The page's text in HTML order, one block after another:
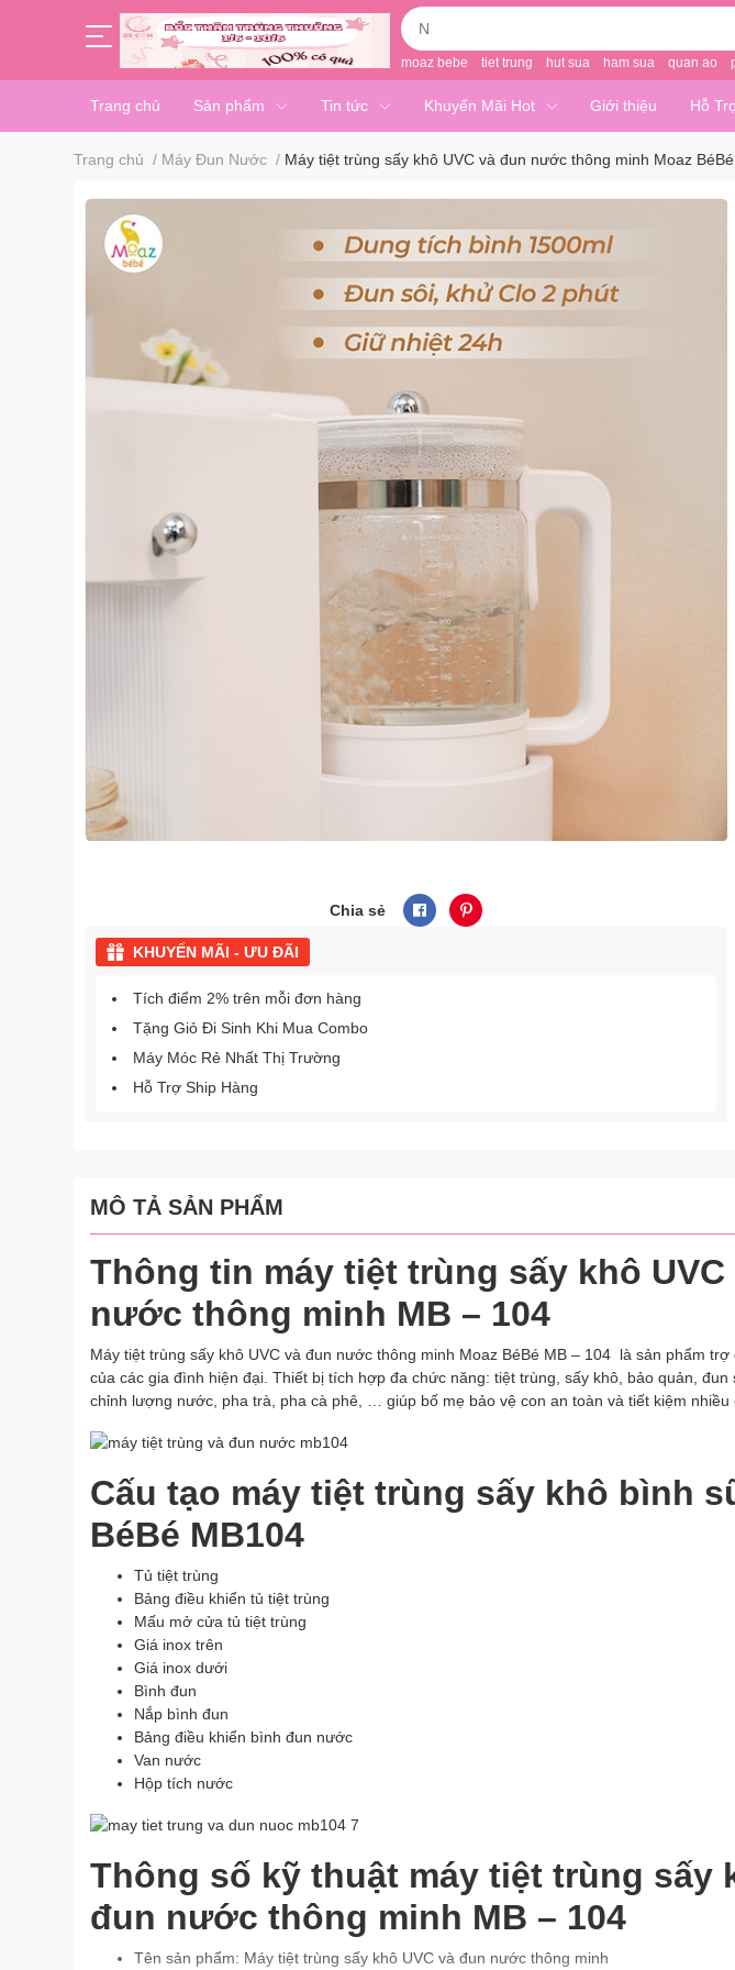
moaz bebe tiet trung hut sua ham sua quan ao
Trang chủ Sản phẩm Tin tức Khuyến Mãi Hot Giới thiệu Hỗ
Trang chủ / Máy Đun Nước / Máy tiệt trùng sấy khô UVC và đun nước thông minh Moaz
Chia sẻ
KHUYẾN MÃI - ƯU ĐÃI
Tích điểm 2% trên mỗi đơn hàng
Tặng Giỏ Đi Sinh Khi Mua Combo
Máy Móc Rẻ Nhất Thị Trường
Hỗ Trợ Ship Hàng
MÔ TẢ SẢN PHẨM
Thông tin máy tiệt trùng sấy khô UVC
nước thông minh MB – 104
Máy tiệt trùng sấy khô UVC và đun nước thông minh Moaz BéBé MB – 104 là sản phẩm
của các gia đình hiện đại. Thiết bị tích hợp đa chức năng: tiệt trùng, sấy khô, bảo quản,
chỉnh lượng nước, pha trà, pha cà phê, … giúp bố mẹ bảo vệ con an toàn và tiết kiệm nhiều
Cấu tạo máy tiệt trùng sấy khô bình
BéBé MB104
Tủ tiệt trùng
Bảng điều khiển tủ tiệt trùng
Mấu mở cửa tủ tiệt trùng
Giá inox trên
Giá inox dưới
Bình đun
Nắp bình đun
Bảng điều khiển bình đun nước
Van nước
Hộp tích nước
Thông số kỹ thuật máy tiệt trùng sấy
đun nước thông minh MB – 104
Tên sản phẩm: Máy tiệt trùng sấy khô UVC và đun nước thông minh